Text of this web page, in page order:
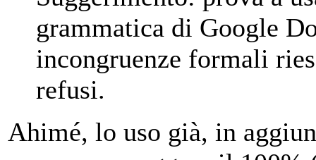
grammatica di Google
incongruenze formali
refusi.
Ahimé, lo uso già, in